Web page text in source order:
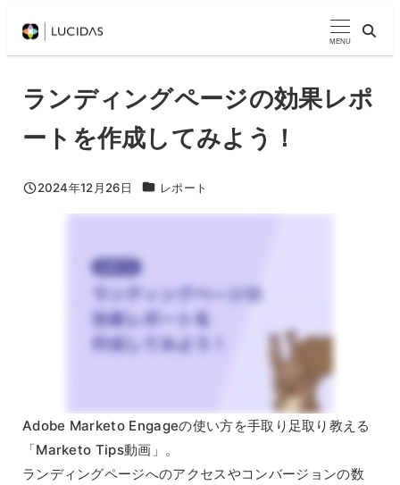
MENU
ランディングページの効果レポ
ートを作成してみよう！
投稿日
2024年12月26日 MarketoTips動画カテゴリ
レポート
Adobe Marketo Engageの使い方を手取り足取り教える
「Marketo Tips動画」。
ランディングページへのアクセスやコンバージョンの数